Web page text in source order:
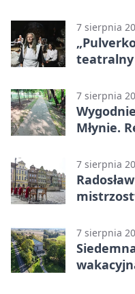
7 sierpnia
teatralny
7 sierpnia
Młynie.
7 sierpnia
7 sierpnia